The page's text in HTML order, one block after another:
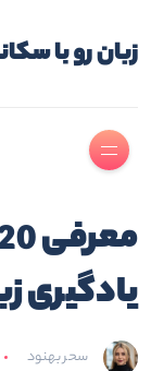
زبان رو با
یادگیری
سحر بهنود